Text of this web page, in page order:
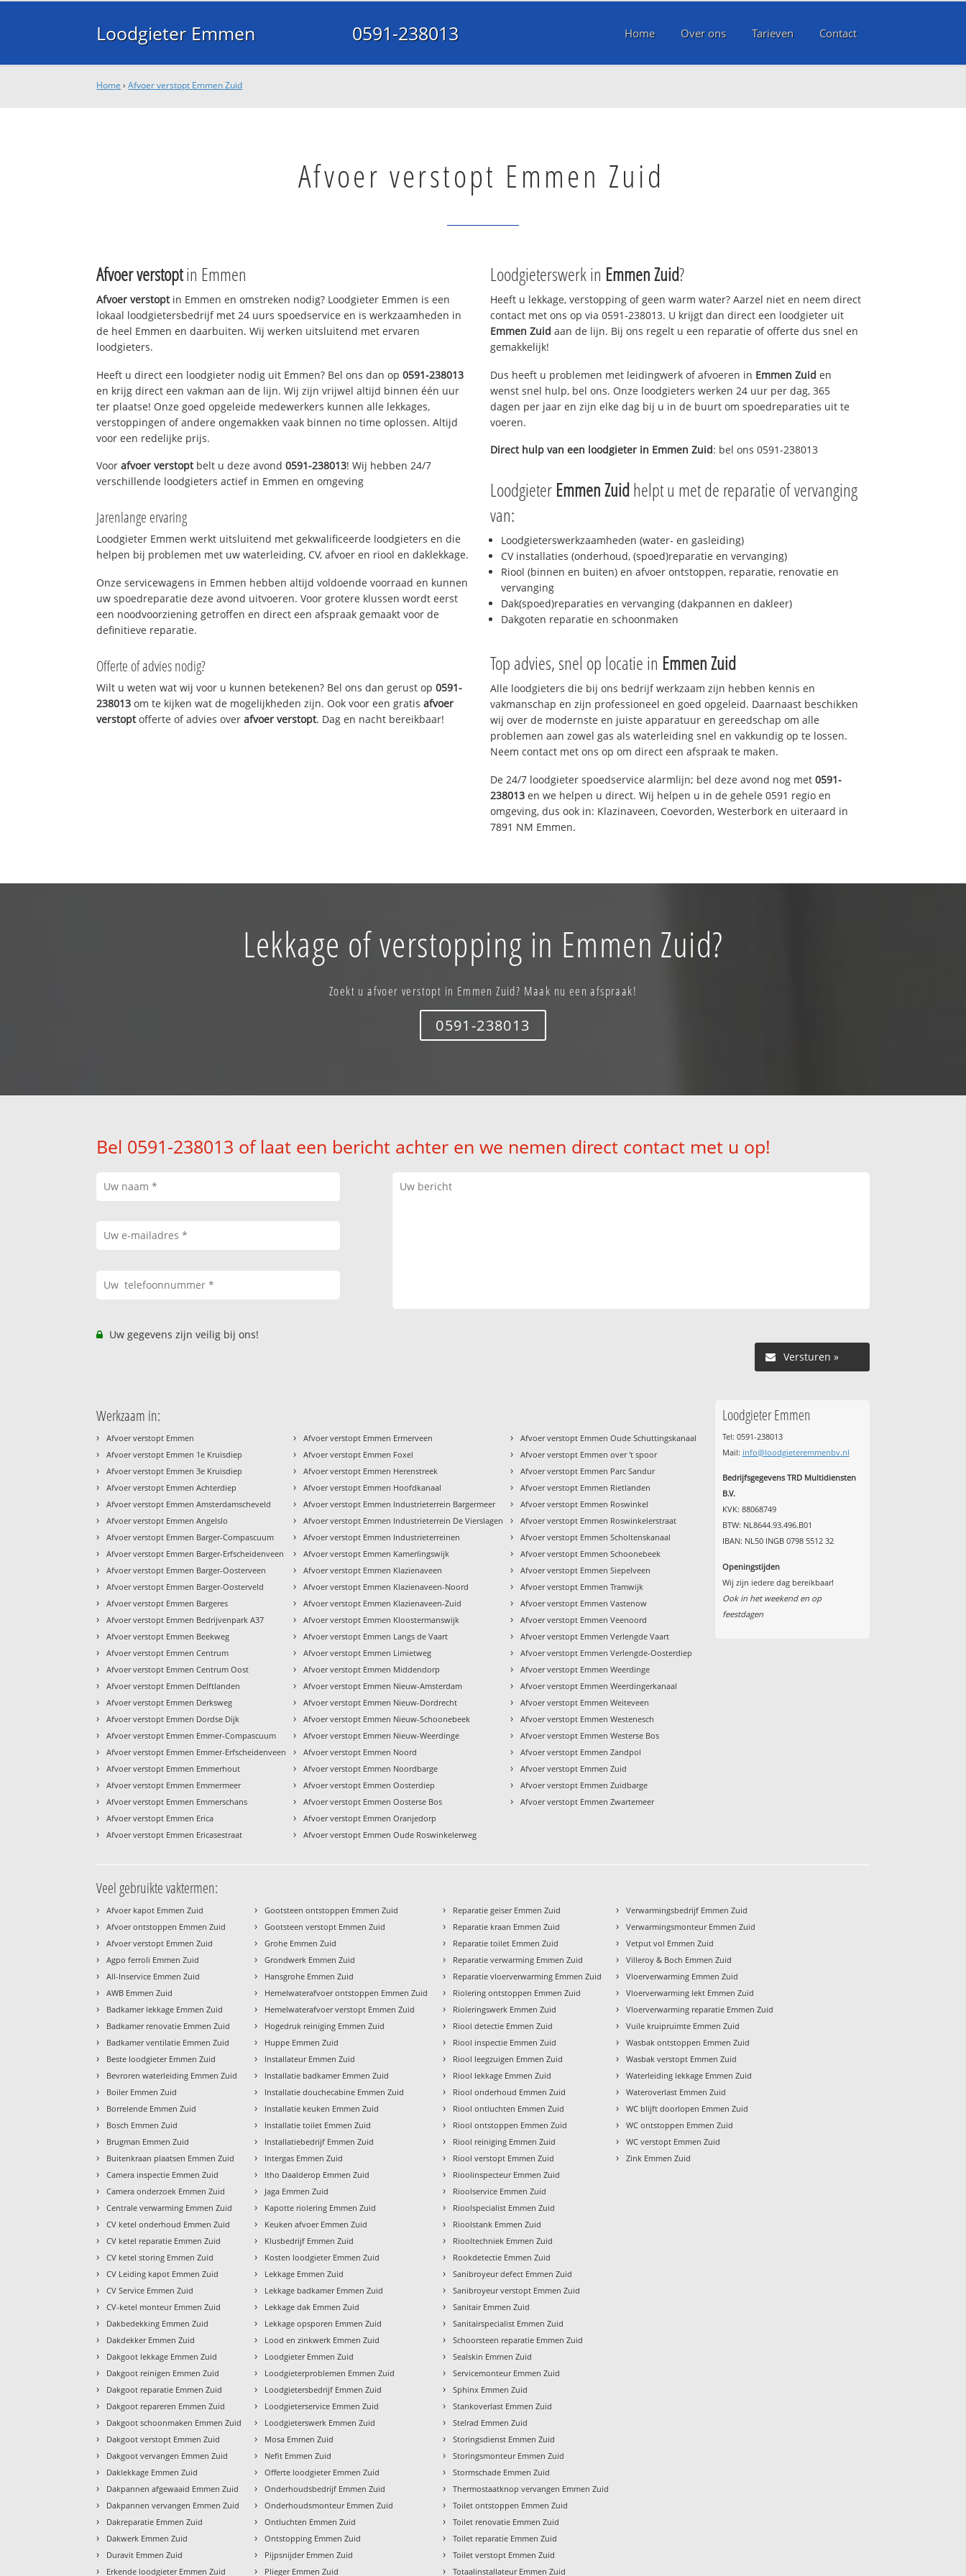
Loodgieter Emmen 0591-238013 Home Over ons Tarieven Contact
Home ›Afvoer verstopt Emmen Zuid
Afvoer verstopt Emmen Zuid
Afvoer verstoptin Emmen
Afvoer verstoptin Emmen en omstreken nodig? Loodgieter Emmen is een
lokaal loodgietersbedrijf met 24 uurs spoedservice en is werkzaamheden in
de heel Emmen en daarbuiten. Wij werken uitsluitend met ervaren
loodgieters.
Heeft u direct een loodgieter nodig uit Emmen? Bel ons dan op0591-238013
en krijg direct een vakman aan de lijn. Wij zijn vrijwel altijd binnen één uur
ter plaatse! Onze goed opgeleide medewerkers kunnen alle lekkages,
verstoppingen of andere ongemakken vaak binnen no time oplossen. Altijd
voor een redelijke prijs.
Voorafvoer verstoptbelt u deze avond0591-238013! Wij hebben 24/7
verschillende loodgieters actief in Emmen en omgeving
Jarenlange ervaring
Loodgieter Emmen werkt uitsluitend met gekwalificeerde loodgieters en die
helpen bij problemen met uw waterleiding, CV, afvoer en riool en daklekkage.
Onze servicewagens in Emmen hebben altijd voldoende voorraad en kunnen
uw spoedreparatie deze avond uitvoeren. Voor grotere klussen wordt eerst
een noodvoorziening getroffen en direct een afspraak gemaakt voor de
definitieve reparatie.
Offerte of advies nodig?
Wilt u weten wat wij voor u kunnen betekenen? Bel ons dan gerust op0591-
238013 om te kijken wat de mogelijkheden zijn. Ook voor een gratisafvoer
verstoptofferte of advies overafvoer verstopt. Dag en nacht bereikbaar!
Loodgieterswerk in Emmen Zuid?
Heeft u lekkage, verstopping of geen warm water? Aarzel niet en neem direct
contact met ons op via 0591-238013. U krijgt dan direct een loodgieter uit
Emmen Zuid aan de lijn. Bij ons regelt u een reparatie of offerte dus snel en
gemakkelijk!
Dus heeft u problemen met leidingwerk of afvoeren in Emmen Zuid en
wenst snel hulp, bel ons. Onze loodgieters werken 24 uur per dag, 365
dagen per jaar en zijn elke dag bij u in de buurt om spoedreparaties uit te
voeren.
Direct hulp van een loodgieter in Emmen Zuid: bel ons 0591-238013
Loodgieter Emmen Zuidhelpt u met de reparatie of vervanging
van:
Loodgieterswerkzaamheden (water- en gasleiding)
CV installaties (onderhoud, (spoed)reparatie en vervanging)
Riool (binnen en buiten) en afvoer ontstoppen, reparatie, renovatie en
vervanging
Dak(spoed)reparaties en vervanging (dakpannen en dakleer)
Dakgoten reparatie en schoonmaken
Top advies, snel op locatie in Emmen Zuid
Alle loodgieters die bij ons bedrijf werkzaam zijn hebben kennis en
vakmanschap en zijn professioneel en goed opgeleid. Daarnaast beschikken
wij over de modernste en juiste apparatuur en gereedschap om alle
problemen aan zowel gas als waterleiding snel en vakkundig op te lossen.
Neem contact met ons op om direct een afspraak te maken.
De 24/7 loodgieter spoedservice alarmlijn; bel deze avond nog met 0591-
238013 en we helpen u direct. Wij helpen u in de gehele 0591 regio en
omgeving, dus ook in: Klazinaveen, Coevorden, Westerbork en uiteraard in
7891 NM Emmen.
Lekkage of verstopping in Emmen Zuid?
Zoekt u afvoer verstopt in Emmen Zuid? Maak nu een afspraak!
0591-238013
Bel 0591-238013 of laat een bericht achter en we nemen direct contact met u op!
Uw gegevens zijn veilig bij ons!
Versturen »
Werkzaam in:
› Afvoer verstopt Emmen
› Afvoer verstopt Emmen 1e Kruisdiep
› Afvoer verstopt Emmen 3e Kruisdiep
› Afvoer verstopt Emmen Achterdiep
› Afvoer verstopt Emmen Amsterdamscheveld
› Afvoer verstopt Emmen Angelslo
› Afvoer verstopt Emmen Barger-Compascuum
› Afvoer verstopt Emmen Barger-Erfscheidenveen
› Afvoer verstopt Emmen Barger-Oosterveen
› Afvoer verstopt Emmen Barger-Oosterveld
› Afvoer verstopt Emmen Bargeres
› Afvoer verstopt Emmen Bedrijvenpark A37
› Afvoer verstopt Emmen Beekweg
› Afvoer verstopt Emmen Centrum
› Afvoer verstopt Emmen Centrum Oost
› Afvoer verstopt Emmen Delftlanden
› Afvoer verstopt Emmen Derksweg
› Afvoer verstopt Emmen Dordse Dijk
› Afvoer verstopt Emmen Emmer-Compascuum
› Afvoer verstopt Emmen Emmer-Erfscheidenveen
› Afvoer verstopt Emmen Emmerhout
› Afvoer verstopt Emmen Emmermeer
› Afvoer verstopt Emmen Emmerschans
› Afvoer verstopt Emmen Erica
› Afvoer verstopt Emmen Ericasestraat
› Afvoer verstopt Emmen Ermerveen
› Afvoer verstopt Emmen Foxel
› Afvoer verstopt Emmen Herenstreek
› Afvoer verstopt Emmen Hoofdkanaal
› Afvoer verstopt Emmen Industrieterrein Bargermeer
› Afvoer verstopt Emmen Industrieterrein De Vierslagen
› Afvoer verstopt Emmen Industrieterreinen
› Afvoer verstopt Emmen Kamerlingswijk
› Afvoer verstopt Emmen Klazienaveen
› Afvoer verstopt Emmen Klazienaveen-Noord
› Afvoer verstopt Emmen Klazienaveen-Zuid
› Afvoer verstopt Emmen Kloostermanswijk
› Afvoer verstopt Emmen Langs de Vaart
› Afvoer verstopt Emmen Limietweg
› Afvoer verstopt Emmen Middendorp
› Afvoer verstopt Emmen Nieuw-Amsterdam
› Afvoer verstopt Emmen Nieuw-Dordrecht
› Afvoer verstopt Emmen Nieuw-Schoonebeek
› Afvoer verstopt Emmen Nieuw-Weerdinge
› Afvoer verstopt Emmen Noord
› Afvoer verstopt Emmen Noordbarge
› Afvoer verstopt Emmen Oosterdiep
› Afvoer verstopt Emmen Oosterse Bos
› Afvoer verstopt Emmen Oranjedorp
› Afvoer verstopt Emmen Oude Roswinkelerweg
› Afvoer verstopt Emmen Oude Schuttingskanaal
› Afvoer verstopt Emmen over 't spoor
› Afvoer verstopt Emmen Parc Sandur
› Afvoer verstopt Emmen Rietlanden
› Afvoer verstopt Emmen Roswinkel
› Afvoer verstopt Emmen Roswinkelerstraat
› Afvoer verstopt Emmen Scholtenskanaal
› Afvoer verstopt Emmen Schoonebeek
› Afvoer verstopt Emmen Siepelveen
› Afvoer verstopt Emmen Tramwijk
› Afvoer verstopt Emmen Vastenow
› Afvoer verstopt Emmen Veenoord
› Afvoer verstopt Emmen Verlengde Vaart
› Afvoer verstopt Emmen Verlengde-Oosterdiep
› Afvoer verstopt Emmen Weerdinge
› Afvoer verstopt Emmen Weerdingerkanaal
› Afvoer verstopt Emmen Weiteveen
› Afvoer verstopt Emmen Westenesch
› Afvoer verstopt Emmen Westerse Bos
› Afvoer verstopt Emmen Zandpol
› Afvoer verstopt Emmen Zuid
› Afvoer verstopt Emmen Zuidbarge
› Afvoer verstopt Emmen Zwartemeer
Loodgieter Emmen
Tel: 0591-238013
Mail: info@loodgieteremmenbv.nl
Bedrijfsgegevens TRD Multidiensten
B.V.
KVK: 88068749
BTW: NL8644.93.496.B01
IBAN: NL50 INGB 0798 5512 32
Openingstijden
Wij zijn iedere dag bereikbaar!
Ook in het weekend en op
feestdagen
Veel gebruikte vaktermen:
› Afvoer kapot Emmen Zuid
› Afvoer ontstoppen Emmen Zuid
› Afvoer verstopt Emmen Zuid
› Agpo ferroli Emmen Zuid
› All-Inservice Emmen Zuid
› AWB Emmen Zuid
› Badkamer lekkage Emmen Zuid
› Badkamer renovatie Emmen Zuid
› Badkamer ventilatie Emmen Zuid
› Beste loodgieter Emmen Zuid
› Bevroren waterleiding Emmen Zuid
› Boiler Emmen Zuid
› Borrelende Emmen Zuid
› Bosch Emmen Zuid
› Brugman Emmen Zuid
› Buitenkraan plaatsen Emmen Zuid
› Camera inspectie Emmen Zuid
› Camera onderzoek Emmen Zuid
› Centrale verwarming Emmen Zuid
› CV ketel onderhoud Emmen Zuid
› CV ketel reparatie Emmen Zuid
› CV ketel storing Emmen Zuid
› CV Leiding kapot Emmen Zuid
› CV Service Emmen Zuid
› CV-ketel monteur Emmen Zuid
› Dakbedekking Emmen Zuid
› Dakdekker Emmen Zuid
› Dakgoot lekkage Emmen Zuid
› Dakgoot reinigen Emmen Zuid
› Dakgoot reparatie Emmen Zuid
› Dakgoot repareren Emmen Zuid
› Dakgoot schoonmaken Emmen Zuid
› Dakgoot verstopt Emmen Zuid
› Dakgoot vervangen Emmen Zuid
› Daklekkage Emmen Zuid
› Dakpannen afgewaaid Emmen Zuid
› Dakpannen vervangen Emmen Zuid
› Dakreparatie Emmen Zuid
› Dakwerk Emmen Zuid
› Duravit Emmen Zuid
› Erkende loodgieter Emmen Zuid
› Gootsteen ontstoppen Emmen Zuid
› Gootsteen verstopt Emmen Zuid
› Grohe Emmen Zuid
› Grondwerk Emmen Zuid
› Hansgrohe Emmen Zuid
› Hemelwaterafvoer ontstoppen Emmen Zuid
› Hemelwaterafvoer verstopt Emmen Zuid
› Hogedruk reiniging Emmen Zuid
› Huppe Emmen Zuid
› Installateur Emmen Zuid
› Installatie badkamer Emmen Zuid
› Installatie douchecabine Emmen Zuid
› Installatie keuken Emmen Zuid
› Installatie toilet Emmen Zuid
› Installatiebedrijf Emmen Zuid
› Intergas Emmen Zuid
› Itho Daalderop Emmen Zuid
› Jaga Emmen Zuid
› Kapotte riolering Emmen Zuid
› Keuken afvoer Emmen Zuid
› Klusbedrijf Emmen Zuid
› Kosten loodgieter Emmen Zuid
› Lekkage Emmen Zuid
› Lekkage badkamer Emmen Zuid
› Lekkage dak Emmen Zuid
› Lekkage opsporen Emmen Zuid
› Lood en zinkwerk Emmen Zuid
› Loodgieter Emmen Zuid
› Loodgieterproblemen Emmen Zuid
› Loodgietersbedrijf Emmen Zuid
› Loodgieterservice Emmen Zuid
› Loodgieterswerk Emmen Zuid
› Mosa Emmen Zuid
› Nefit Emmen Zuid
› Offerte loodgieter Emmen Zuid
› Onderhoudsbedrijf Emmen Zuid
› Onderhoudsmonteur Emmen Zuid
› Ontluchten Emmen Zuid
› Ontstopping Emmen Zuid
› Pijpsnijder Emmen Zuid
› Plieger Emmen Zuid
› Reparatie geiser Emmen Zuid
› Reparatie kraan Emmen Zuid
› Reparatie toilet Emmen Zuid
› Reparatie verwarming Emmen Zuid
› Reparatie vloerverwarming Emmen Zuid
› Riolering ontstoppen Emmen Zuid
› Rioleringswerk Emmen Zuid
› Riool detectie Emmen Zuid
› Riool inspectie Emmen Zuid
› Riool leegzuigen Emmen Zuid
› Riool lekkage Emmen Zuid
› Riool onderhoud Emmen Zuid
› Riool ontluchten Emmen Zuid
› Riool ontstoppen Emmen Zuid
› Riool reiniging Emmen Zuid
› Riool verstopt Emmen Zuid
› Rioolinspecteur Emmen Zuid
› Rioolservice Emmen Zuid
› Rioolspecialist Emmen Zuid
› Rioolstank Emmen Zuid
› Riooltechniek Emmen Zuid
› Rookdetectie Emmen Zuid
› Sanibroyeur defect Emmen Zuid
› Sanibroyeur verstopt Emmen Zuid
› Sanitair Emmen Zuid
› Sanitairspecialist Emmen Zuid
› Schoorsteen reparatie Emmen Zuid
› Sealskin Emmen Zuid
› Servicemonteur Emmen Zuid
› Sphinx Emmen Zuid
› Stankoverlast Emmen Zuid
› Stelrad Emmen Zuid
› Storingsdienst Emmen Zuid
› Storingsmonteur Emmen Zuid
› Stormschade Emmen Zuid
› Thermostaatknop vervangen Emmen Zuid
› Toilet ontstoppen Emmen Zuid
› Toilet renovatie Emmen Zuid
› Toilet reparatie Emmen Zuid
› Toilet verstopt Emmen Zuid
› Totaalinstallateur Emmen Zuid
› Verwarmingsbedrijf Emmen Zuid
› Verwarmingsmonteur Emmen Zuid
› Vetput vol Emmen Zuid
› Villeroy & Boch Emmen Zuid
› Vloerverwarming Emmen Zuid
› Vloerverwarming lekt Emmen Zuid
› Vloerverwarming reparatie Emmen Zuid
› Vuile kruipruimte Emmen Zuid
› Wasbak ontstoppen Emmen Zuid
› Wasbak verstopt Emmen Zuid
› Waterleiding lekkage Emmen Zuid
› Wateroverlast Emmen Zuid
› WC blijft doorlopen Emmen Zuid
› WC ontstoppen Emmen Zuid
› WC verstopt Emmen Zuid
› Zink Emmen Zuid